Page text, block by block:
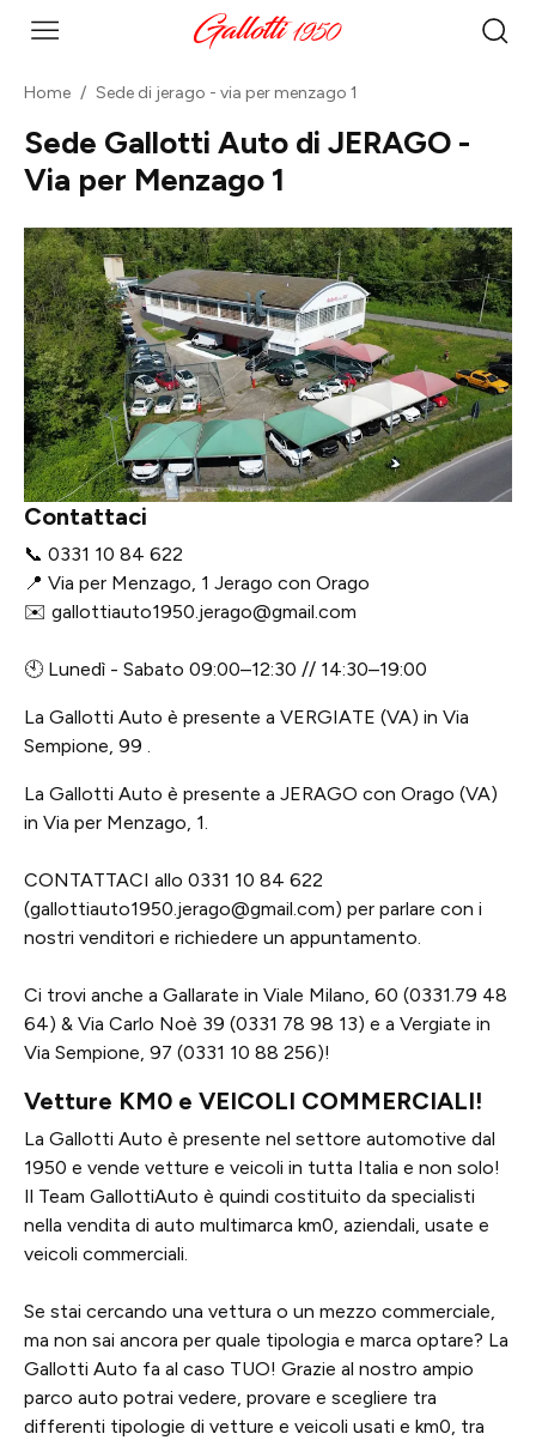
Home Sede di jerago - via per menzago 1
Sede Gallotti Auto di JERAGO -
Via per Menzago 1
Contattaci
📞 0331 10 84 622
📍 Via per Menzago, 1 Jerago con Orago
✉️ gallottiauto1950.jerago@gmail.com
🕙 Lunedì - Sabato 09:00–12:30 // 14:30–19:00
La Gallotti Auto è presente a VERGIATE (VA) in Via
Sempione, 99 .
La Gallotti Auto è presente a JERAGO con Orago (VA)
in Via per Menzago, 1.
CONTATTACI allo 0331 10 84 622
(gallottiauto1950.jerago@gmail.com) per parlare con i
nostri venditori e richiedere un appuntamento.
Ci trovi anche a Gallarate in Viale Milano, 60 (0331.79 48
64) & Via Carlo Noè 39 (0331 78 98 13) e a Vergiate in
Via Sempione, 97 (0331 10 88 256)!
Vetture KM0 e VEICOLI COMMERCIALI!
La Gallotti Auto è presente nel settore automotive dal
1950 e vende vetture e veicoli in tutta Italia e non solo!
Il Team GallottiAuto è quindi costituito da specialisti
nella vendita di auto multimarca km0, aziendali, usate e
veicoli commerciali.
Se stai cercando una vettura o un mezzo commerciale,
ma non sai ancora per quale tipologia e marca optare? La
Gallotti Auto fa al caso TUO! Grazie al nostro ampio
parco auto potrai vedere, provare e scegliere tra
differenti tipologie di vetture e veicoli usati e km0, tra